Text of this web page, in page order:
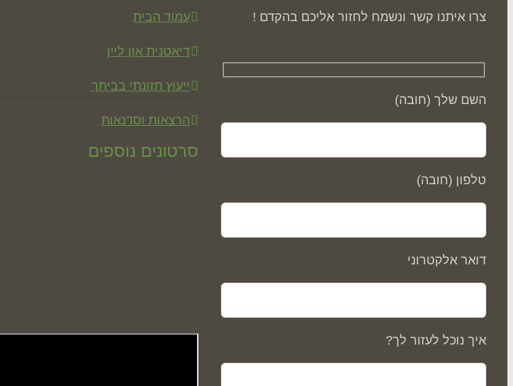
צרו איתנו קשר ונשמח לחזור אליכם בהקדם !
השם שלך (חובה)
טלפון (חובה)
דואר אלקטרוני
איך נוכל לעזור לך?
עמוד הבית
דיאטנית און ליין
ייעוץ תזונתי בביתך
הרצאות וסדנאות
סרטונים נוספים